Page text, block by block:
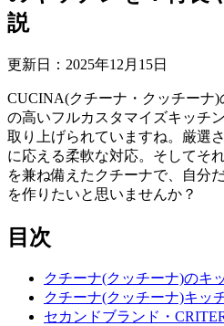
説
更新日： 2025年12 月 15日
CUCINA(クチーナ・クッチーナ
の高いフルカスタマイズキッチ
取り上げられていますね。厳選
に応える柔軟な対応。そしてそ
を兼ね備えたクチーナで、自分
を作りたいと思いませんか？
目次
クチーナ(クッチーナ)のキ
クチーナ(クッチーナ)キッ
セカンドブランド・